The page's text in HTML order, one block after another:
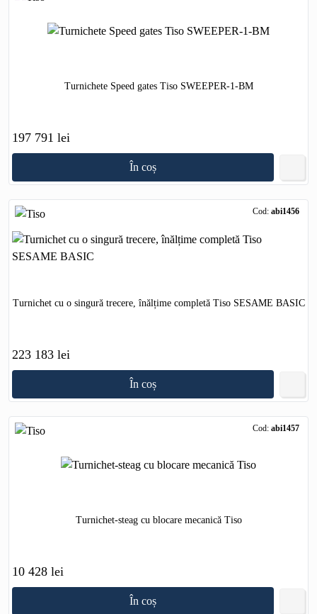
Turnichete Speed gates Tiso SWEEPER-1-BM
197 791 lei
În coș
Cod: abi1456
Turnichet cu o singură trecere, înălțime completă Tiso SESAME BASIC
223 183 lei
În coș
Cod: abi1457
Turnichet-steag cu blocare mecanică Tiso
10 428 lei
În coș